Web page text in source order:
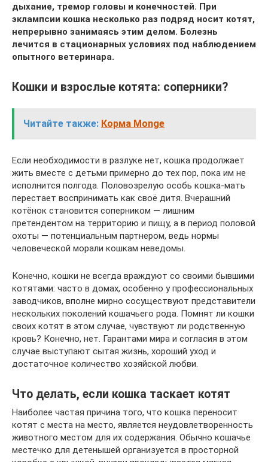
дыхание, тремор головы и конечностей. При
эклампсии кошка несколько раз подряд носит котят,
непрерывно занимаясь этим делом. Болезнь
лечится в стационарных условиях под наблюдением
опытного ветеринара.
Кошки и взрослые котята: соперники?
Читайте также: Корма Monge
Если необходимости в разлуке нет, кошка продолжает
жить вместе с детьми примерно до тех пор, пока им не
исполнится полгода. Половозрелую особь кошка-мать
перестает воспринимать как своё дитя. Вчерашний
котёнок становится соперником — лишним
претендентом на территорию и пищу, а в период половой
охоты — потенциальным партнером, ведь нормы
человеческой морали кошкам неведомы.
Конечно, кошки не всегда враждуют со своими бывшими
котятами: часто в домах, особенно у профессиональных
заводчиков, вполне мирно сосуществуют представители
нескольких поколений кошачьего рода. Помнят ли кошки
своих котят в этом случае, чувствуют ли родственную
кровь? Конечно, нет. Гарантами мира и согласия в этом
случае выступают сытая жизнь, хороший уход и
достаточное количество хозяйской любви.
Что делать, если кошка таскает котят
Наиболее частая причина того, что кошка переносит
котят с места на место, является неудовлетворенность
животного местом для их содержания. Обычно кошачье
местечко для детенышей организуется в просторной